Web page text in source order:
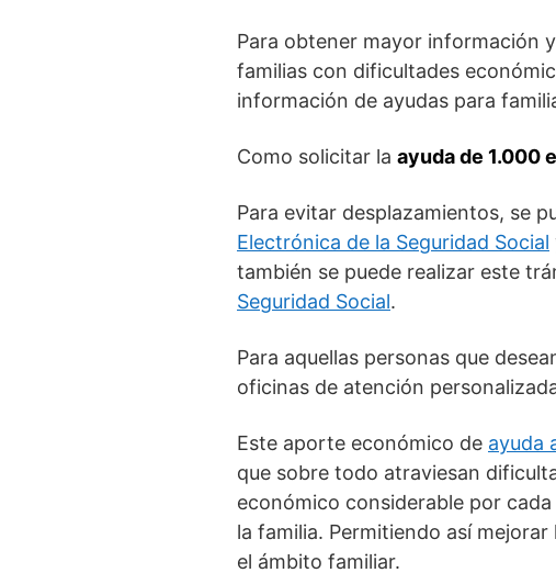
Para obtener mayor información
familias con dificultades
información de ayudas para
Como solicitar la ayuda de 1.000
Para evitar desplazamientos, se
Electrónica de la Seguridad Social
también se puede realizar este
Seguridad Social.
Para aquellas personas que
oficinas de atención
Este aporte económico de ayuda
que sobre todo atraviesan
económico considerable por
la familia. Permitiendo así
el ámbito familiar.